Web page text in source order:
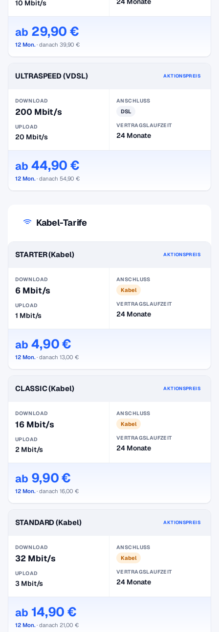
10 Mbit/s
ab 29,90 €
12 Mon.· danach 39,90 €
ULTRASPEED (VDSL) AKTIONSPREIS
DOWNLOAD
200 Mbit/s
UPLOAD
20 Mbit/s
ANSCHLUSS
DSL
VERTRAGSLAUFZEIT
24 Monate
ab 44,90 €
12 Mon.· danach 54,90 €
Kabel-Tarife
STARTER (Kabel) AKTIONSPREIS
DOWNLOAD
6 Mbit/s
UPLOAD
1 Mbit/s
ANSCHLUSS
Kabel
VERTRAGSLAUFZEIT
24 Monate
ab 4,90 €
12 Mon.· danach 13,00 €
CLASSIC (Kabel) AKTIONSPREIS
DOWNLOAD
16 Mbit/s
UPLOAD
2 Mbit/s
ANSCHLUSS
Kabel
VERTRAGSLAUFZEIT
24 Monate
ab 9,90 €
12 Mon.· danach 16,00 €
STANDARD (Kabel) AKTIONSPREIS
DOWNLOAD
32 Mbit/s
UPLOAD
3 Mbit/s
ANSCHLUSS
Kabel
VERTRAGSLAUFZEIT
24 Monate
ab 14,90 €
12 Mon.· danach 21,00 €